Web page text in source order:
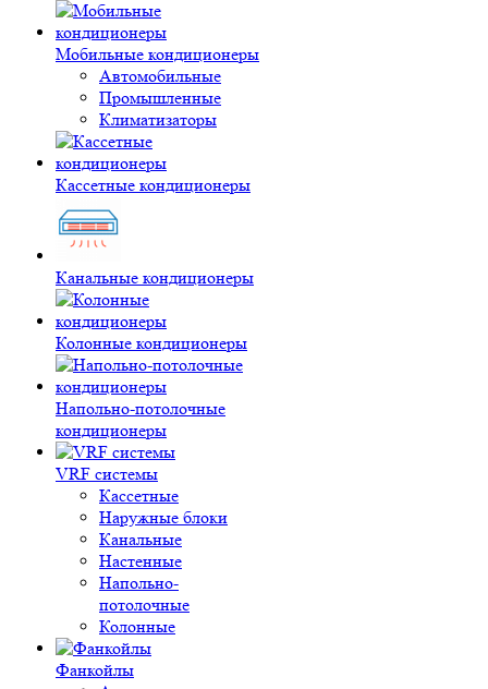
Мобильные кондиционеры
Автомобильные
Промышленные
Климатизаторы
Кассетные кондиционеры
Канальные кондиционеры
Колонные кондиционеры
Напольно-потолочные
кондиционеры
VRF системы
Кассетные
Наружные блоки
Канальные
Настенные
Напольно-
потолочные
Колонные
Фанкойлы